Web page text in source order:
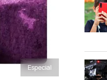
Especial